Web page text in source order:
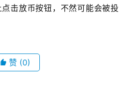
击放币按钮，不然可能会被投
赞 (0)